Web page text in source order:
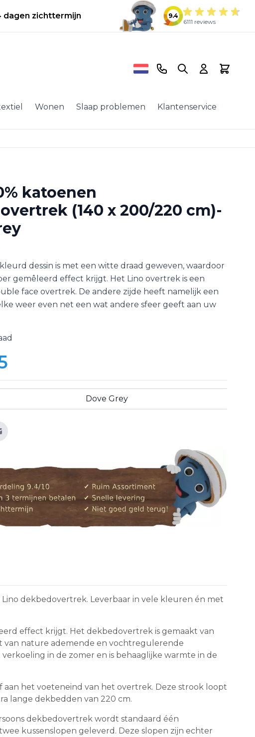
dagen zichttermijn
9.4
6111 reviews
Wonen Slaap problemen Klantenservice
Telefoonnummer
Search Cart
katoenen
(140 x 200/220 cm)-
dessin is met een witte draad geweven, waardoor
gemêleerd effect krijgt. Het Lino overtrek is een
face overtrek. De andere zijde heeft namelijk een
weer even net een wat andere sfeer geeft aan uw
Dove Grey
mail naar een vriend
dekbedovertrek. Leverbaar in vele kleuren én met
effect krijgt. Het dekbedovertrek is gemaakt van
van nature ademende en vochtregulerende
in de zomer en is behaaglijke warmte in de
het voeteneind van het overtrek. Deze strook loopt
lange dekbedden van 220 cm.
dekbedovertrek wordt standaard één
kussenslopen geleverd. Deze slopen zijn echter